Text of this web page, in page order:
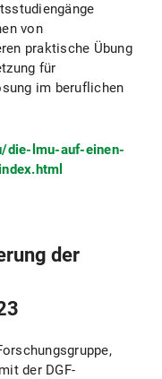
von
praktische Übung
für
im beruflichen
die-lmu-auf-einen-
der
der DGF-